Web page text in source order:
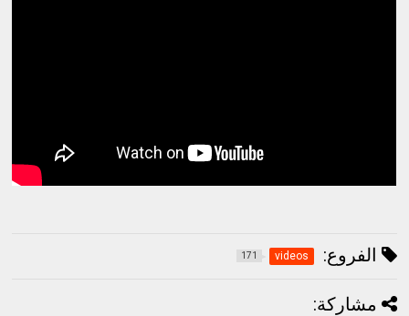
الفروع: videos
171
مشاركة: